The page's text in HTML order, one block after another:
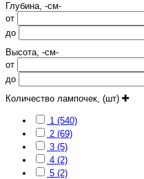
Глубина, -см-
от
до
Высота, -см-
от
до
Количество лампочек, (шт)
1 (540)
2 (69)
3 (5)
4 (2)
5 (2)